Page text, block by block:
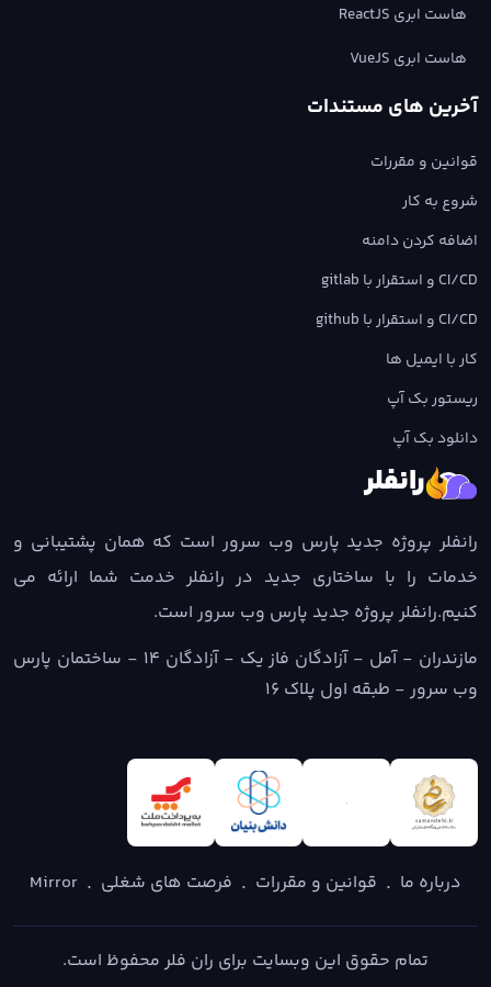
رانفلر
رانفلر پروژه جدید پارس وب سرور است که همان پشتیبانی و
خدمات را با ساختاری جدید در رانفلر خدمت شما ارائه می
کنیم.رانفلر پروژه جدید پارس وب سرور است.
مازندران - آمل - آزادگان فاز یک - آزادگان ۱۴ - ساختمان پارس
وب سرور - طبقه اول پلاک ۱۶
هاست ابری ReactJS
هاست ابری VueJS
آخرین های مستندات
قوانین و مقررات
شروع به کار
اضافه کردن دامنه
CI/CD و استقرار با gitlab
CI/CD و استقرار با github
کار با ایمیل ها
ریستور بک آپ
دانلود بک آپ
درباره ما . قوانین و مقررات . فرصت های شغلی .
Mirror
تمام حقوق این وبسایت برای ران فلر محفوظ است.